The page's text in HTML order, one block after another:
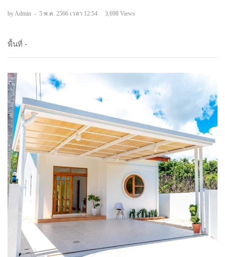
by Admin - 5 พ.ค. 2566 เวลา 12:54 3,698 Views
พื้นที่ -